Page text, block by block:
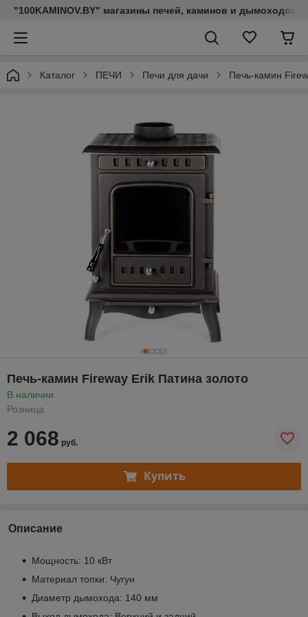
"100KAMINOV.BY" магазины печей, каминов и дымоходов
Каталог ПЕЧИ Печи для дачи Печь-камин
Печь-камин Fireway Erik Патина золото
В наличии
Розница
2 068 руб.
Купить
Описание
Мощность: 10 кВт
Материал топки: Чугун
Диаметр дымохода: 140 мм